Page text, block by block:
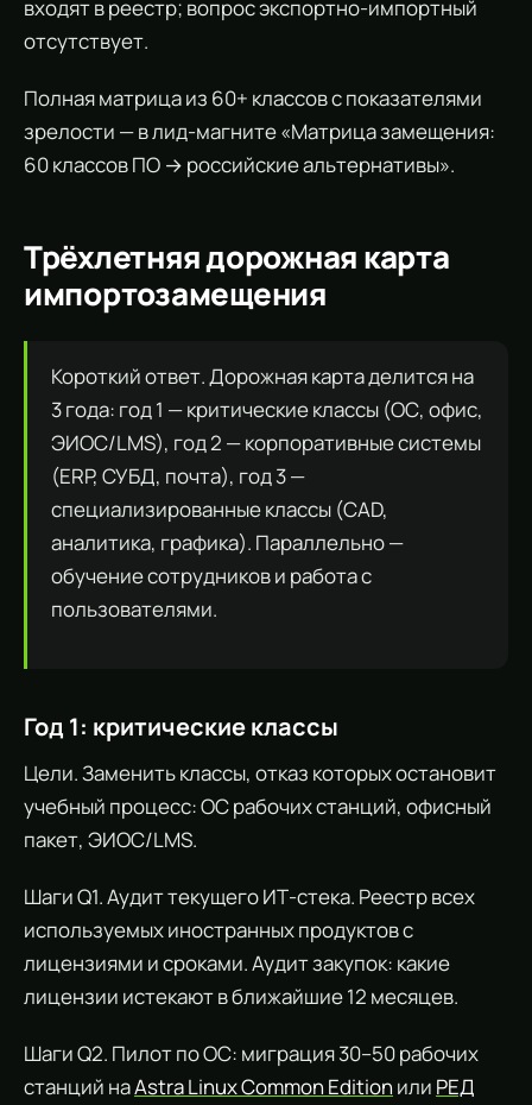
входят в реестр; вопрос экспортно-импортный
отсутствует.
Полная матрица из 60+ классов с показателями
зрелости — в лид-магните «Матрица замещения:
60 классов ПО → российские альтернативы».
Трёхлетняя дорожная карта
импортозамещения
Короткий ответ. Дорожная карта делится на
3 года: год 1 — критические классы (ОС, офис,
ЭИОС/LMS), год 2 — корпоративные системы
(ERP, СУБД, почта), год 3 —
специализированные классы (CAD,
аналитика, графика). Параллельно —
обучение сотрудников и работа с
пользователями.
Год 1: критические классы
Цели. Заменить классы, отказ которых остановит
учебный процесс: ОС рабочих станций, офисный
пакет, ЭИОС/LMS.
Шаги Q1. Аудит текущего ИТ-стека. Реестр всех
используемых иностранных продуктов с
лицензиями и сроками. Аудит закупок: какие
лицензии истекают в ближайшие 12 месяцев.
Шаги Q2. Пилот по ОС: миграция 30–50 рабочих
станций наAstra Linux Common Edition или РЕД